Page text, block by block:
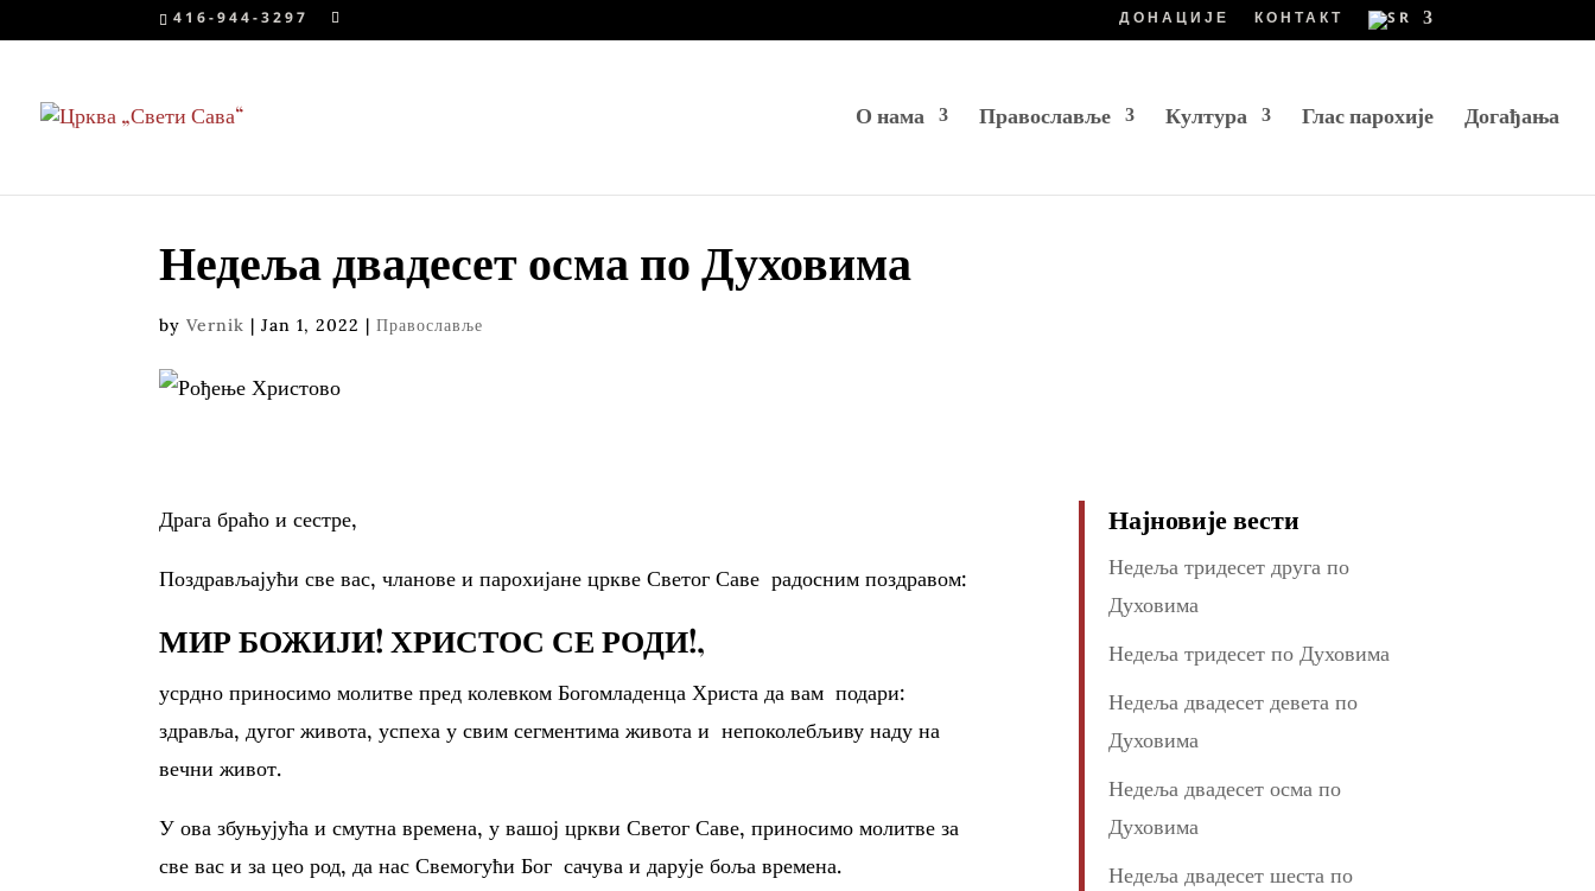
416-944-3297 ДОНАЦИЈЕ КОНТАКТ
О нама Православље Култура Глас парохије Догађања
Недеља двадесет осма по Духовима
byVernik |Jan 1, 2022 |Православље
Драга браћо и сестре,
Поздрављајући све вас, чланове и парохијане цркве Светог Саве радосним поздравом:
МИР БОЖИЈИ! ХРИСТОС СЕ РОДИ!,
усрдно приносимо молитве пред колевком Богомладенца Христа да вам подари:
здравља, дугог живота, успеха у свим сегментима живота и непоколебљиву наду на
вечни живот.
У ова збуњујућа и смутна времена, у вашој цркви Светог Саве, приносимо молитве за
све вас и за цео род, да нас Свемогући Бог сачува и дарује боља времена.
Најновије вести
Недеља тридесет друга по
Духовима
Недеља тридесет по Духовима
Недеља двадесет девета по
Духовима
Недеља двадесет осма по
Духовима
Недеља двадесет шеста по